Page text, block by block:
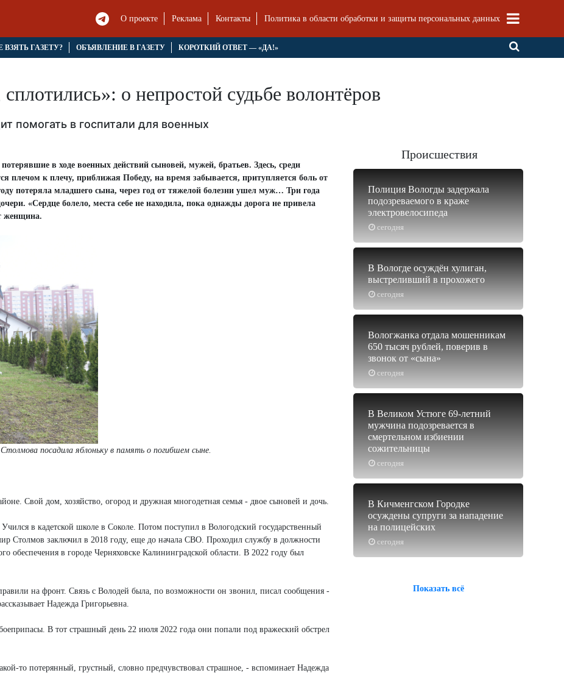
О проекте Реклама Контакты Политика в области обработки и защиты персональных данных
ВЗЯТЬ ГАЗЕТУ? ОБЪЯВЛЕНИЕ В ГАЗЕТУ КОРОТКИЙ ОТВЕТ — «ДА!»
о непростой судьбе волонтёров
помогать в госпитали для военных
в ходе военных действий сыновей, мужей, братьев. Здесь, среди
плечом к плечу, приближая Победу, на время забывается, притупляется боль от
потеряла младшего сына, через год от тяжелой болезни ушел муж… Три года
«Сердце болело, места себе не находила, пока однажды дорога не привела
женщина.
посадила яблоньку в память о погибшем сыне.
Свой дом, хозяйство, огород и дружная многодетная семья - двое сыновей и дочь.
в кадетской школе в Соколе. Потом поступил в Вологодский государственный
Столмов заключил в 2018 году, еще до начала СВО. Проходил службу в должности
обеспечения в городе Черняховске Калининградской области. В 2022 году был
на фронт. Связь с Володей была, по возможности он звонил, писал сообщения -
Надежда Григорьевна.
В тот страшный день 22 июля 2022 года они попали под вражеский обстрел
то потерянный, грустный, словно предчувствовал страшное, - вспоминает Надежда
Происшествия
сегодня
Полиция Вологды задержала
подозреваемого в краже
электровелосипеда
сегодня
В Вологде осуждён хулиган,
выстреливший в прохожего
сегодня
Вологжанка отдала мошенникам
650 тысяч рублей, поверив в
звонок от «сына»
сегодня
В Великом Устюге 69-летний
мужчина подозревается в
смертельном избиении
сожительницы
сегодня
В Кичменгском Городке
осуждены супруги за нападение
на полицейских
Показать всё